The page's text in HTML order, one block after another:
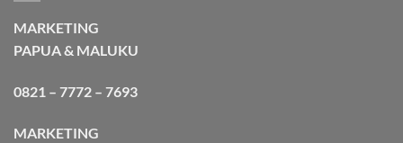
MARKETING
PAPUA & MALUKU
0821 – 7772 – 7693
MARKETING